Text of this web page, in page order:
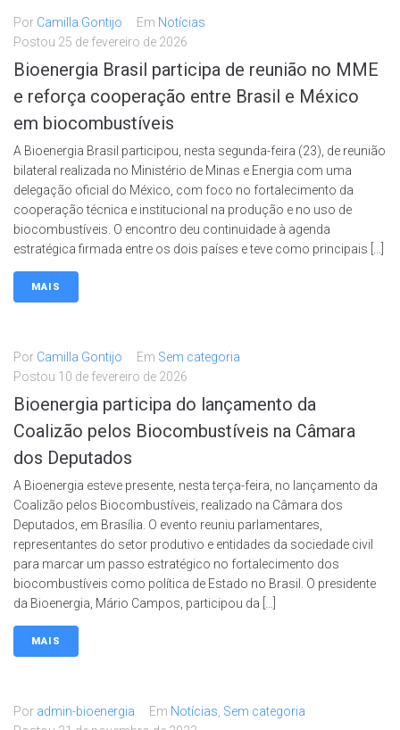
Por Camilla Gontijo Em Notícias
Postou 25 de fevereiro de 2026
Bioenergia Brasil participa de reunião no MME
e reforça cooperação entre Brasil e México
em biocombustíveis
A Bioenergia Brasil participou, nesta segunda-feira (23), de reunião
bilateral realizada no Ministério de Minas e Energia com uma
delegação oficial do México, com foco no fortalecimento da
cooperação técnica e institucional na produção e no uso de
biocombustíveis. O encontro deu continuidade à agenda
estratégica firmada entre os dois países e teve como principais […]
MAIS
Por Camilla Gontijo Em Sem categoria
Postou 10 de fevereiro de 2026
Bioenergia participa do lançamento da
Coalizão pelos Biocombustíveis na Câmara
dos Deputados
A Bioenergia esteve presente, nesta terça-feira, no lançamento da
Coalizão pelos Biocombustíveis, realizado na Câmara dos
Deputados, em Brasília. O evento reuniu parlamentares,
representantes do setor produtivo e entidades da sociedade civil
para marcar um passo estratégico no fortalecimento dos
biocombustíveis como política de Estado no Brasil. O presidente
da Bioenergia, Mário Campos, participou da […]
MAIS
Por admin-bioenergia Em Notícias, Sem categoria